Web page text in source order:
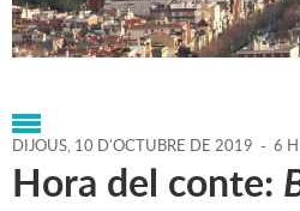
Portada > Agenda > 10-10-
2019 > Marcs > Culturals > 2019
DIJOUS, 10 D'OCTUBRE DE 2019 - 6
Hora del conte: